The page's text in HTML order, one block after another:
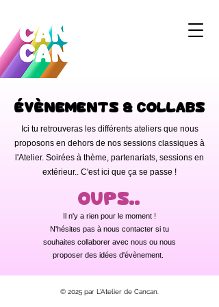
Évènements & collabs
Ici tu retrouveras les différents ateliers que nous
proposons en dehors de nos sessions classiques à
l'Atelier. Soirées à thème, partenariats, sessions en
extérieur.. C'est ici que ça se passe !
Oups..
Il n'y a rien pour le moment !
N'hésites pas à nous contacter si tu
souhaites collaborer avec nous ou nous
proposer des idées d'évènement.
© 2025 par L'Atelier de Cancan.